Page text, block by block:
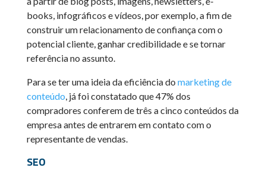
books, infográficos e vídeos, por exemplo, a fim de
construir um relacionamento de confiança com o
potencial cliente, ganhar credibilidade e se tornar
referência no assunto.
Para se ter uma ideia da eficiência do marketing de
conteúdo, já foi constatado que 47% dos
compradores conferem de três a cinco conteúdos da
empresa antes de entrarem em contato com o
representante de vendas.
SEO